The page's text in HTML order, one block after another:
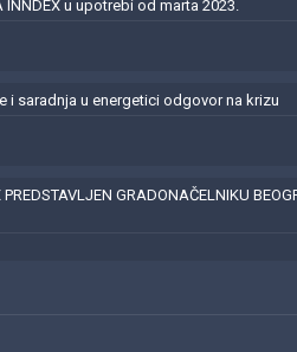
INNDEX u upotrebi od marta 2023.
i saradnja u energetici odgovor na krizu
PREDSTAVLJEN GRADONAČELNIKU